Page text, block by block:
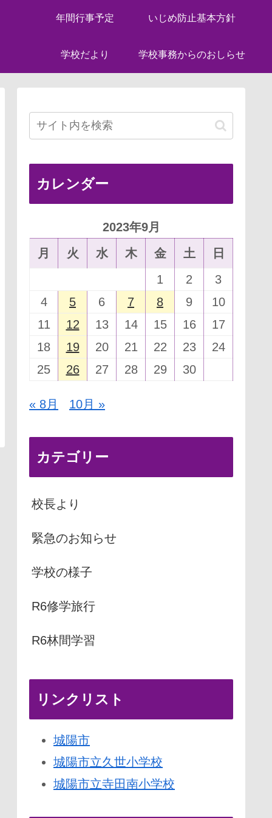
年間行事予定 いじめ防止基本方針
学校だより 学校事務からのおしらせ
カレンダー
2023年9月
月
火 水 木 金 土
日
1
2
3
4
5 6 7 8 9
10
11
12 13 14 15 16
17
18
19 20 21 22 23
24
25
26 27 28 29 30
« 8月 10月 »
カテゴリー
校長より
緊急のお知らせ
学校の様子
R6修学旅行
R6林間学習
リンクリスト
城陽市
城陽市立久世小学校
城陽市立寺田南小学校